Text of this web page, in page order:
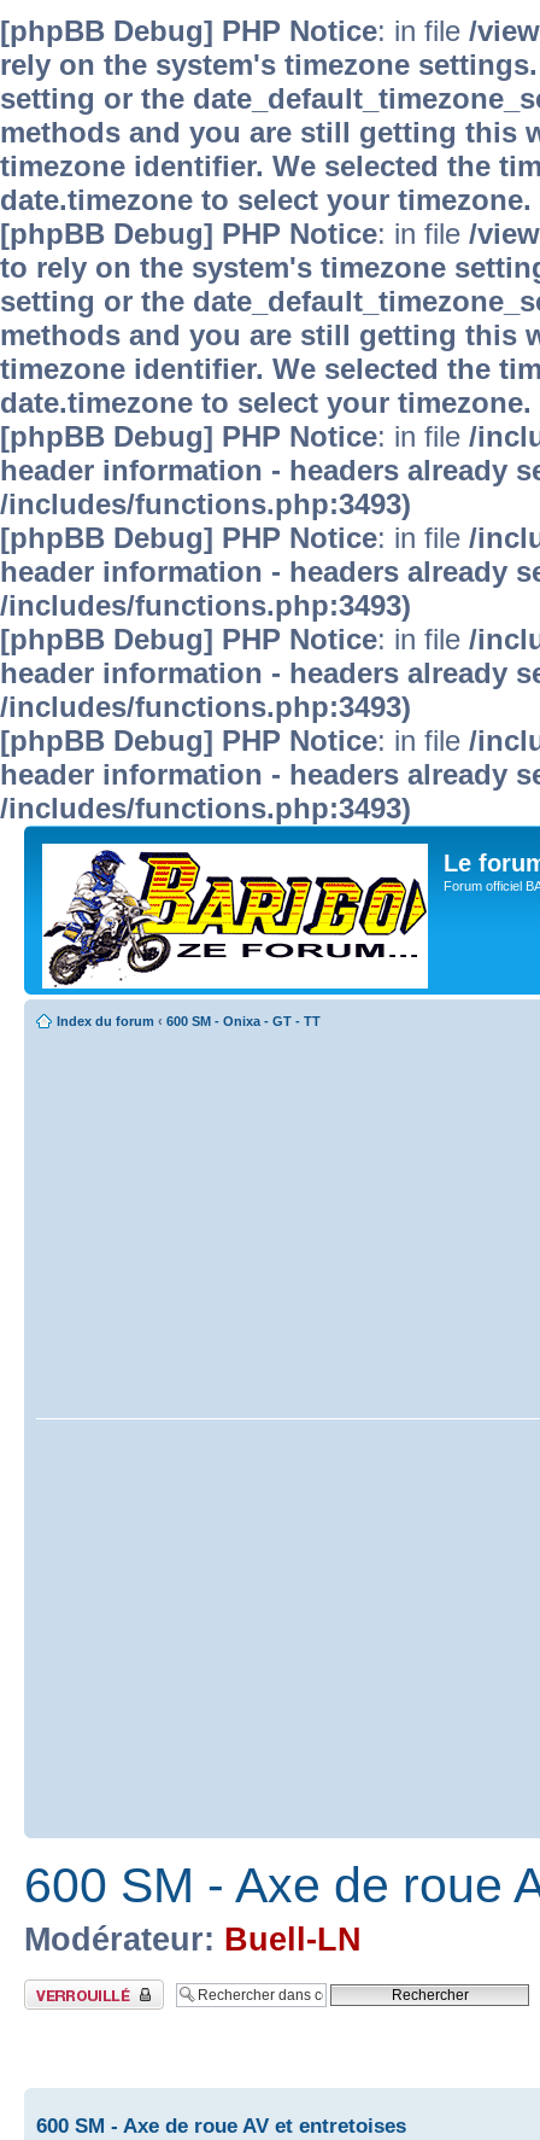
[phpBB Debug] PHP Notice: in file /
rely on the system's timezone
setting or the
methods and you are still getting this
timezone identifier. We selected the
date.timezone to select your timezone.
[phpBB Debug] PHP Notice: in file /
to rely on the system's timezone
setting or the
methods and you are still getting this
timezone identifier. We selected the
date.timezone to select your timezone.
[phpBB Debug] PHP Notice: in file /
header information - headers already
/includes/functions.php:3493)
[phpBB Debug] PHP Notice: in file /
header information - headers already
/includes/functions.php:3493)
[phpBB Debug] PHP Notice: in file /
header information - headers already
/includes/functions.php:3493)
[phpBB Debug] PHP Notice: in file /
header information - headers already
/includes/functions.php:3493)
Le
Forum officiel
Index du forum ‹ 600 SM - Onixa - GT - TT
600 SM - Axe de roue
Modérateur: Buell-LN
Sujet verrouillé
600 SM - Axe de roue AV et entretoises